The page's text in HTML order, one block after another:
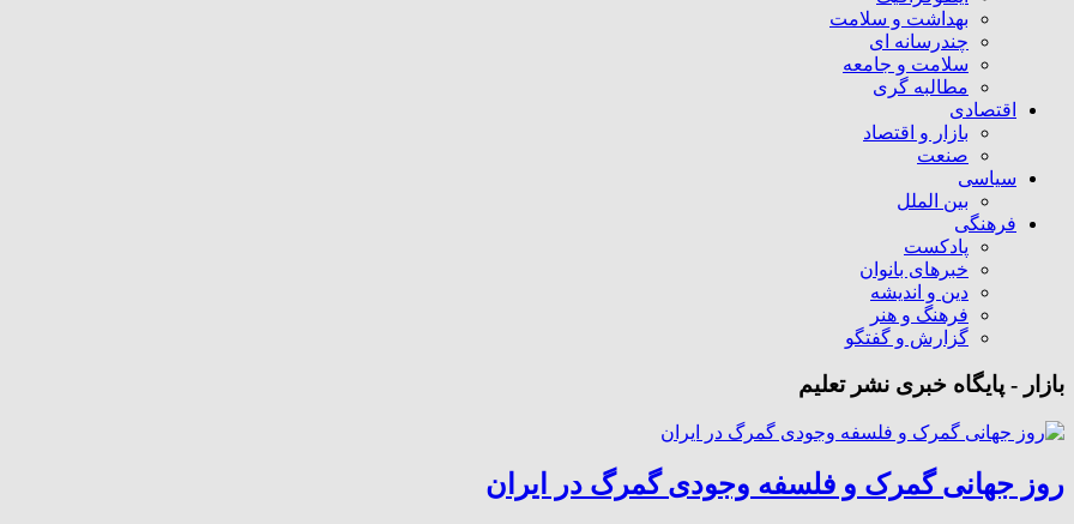
بهداشت و سلامت
چندرسانه ای
سلامت و جامعه
مطالبه گری
اقتصادی
بازار و اقتصاد
صنعت
سیاسی
بین الملل
فرهنگی
پادکست
خبرهای بانوان
دین و اندیشه
فرهنگ و هنر
گزارش و گفتگو
بازار - پایگاه خبری نشر تعلیم
روز جهانی گمرک و فلسفه وجودی گمرگ در ایران